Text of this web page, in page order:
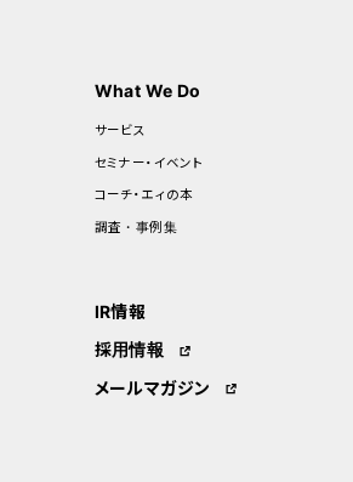
What We Do
サービス
セミナー・イベント
コーチ・エィの本
調査・事例集
IR情報
採用情報
メールマガジン